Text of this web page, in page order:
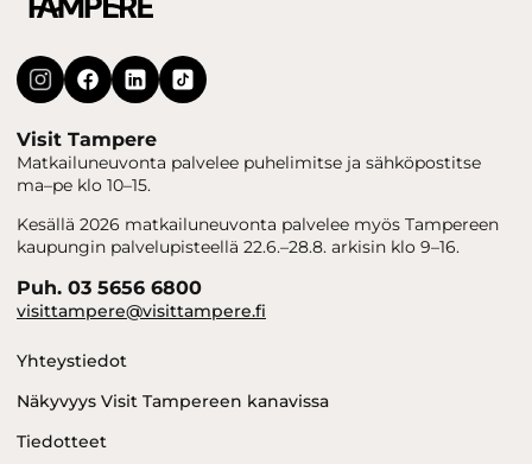
Visit Tampere
Matkailuneuvonta palvelee puhelimitse ja sähköpostitse
ma–pe klo 10–15.
Kesällä 2026 matkailuneuvonta palvelee myös Tampereen
kaupungin palvelupisteellä 22.6.–28.8. arkisin klo 9–16.
Puh. 03 5656 6800
visittampere@visittampere.fi
Yhteystiedot
Näkyvyys Visit Tampereen kanavissa
Tiedotteet